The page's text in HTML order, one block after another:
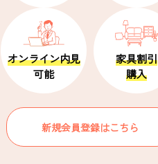
オンライン内見
可能
家具割引
購入
新規会員登録はこちら